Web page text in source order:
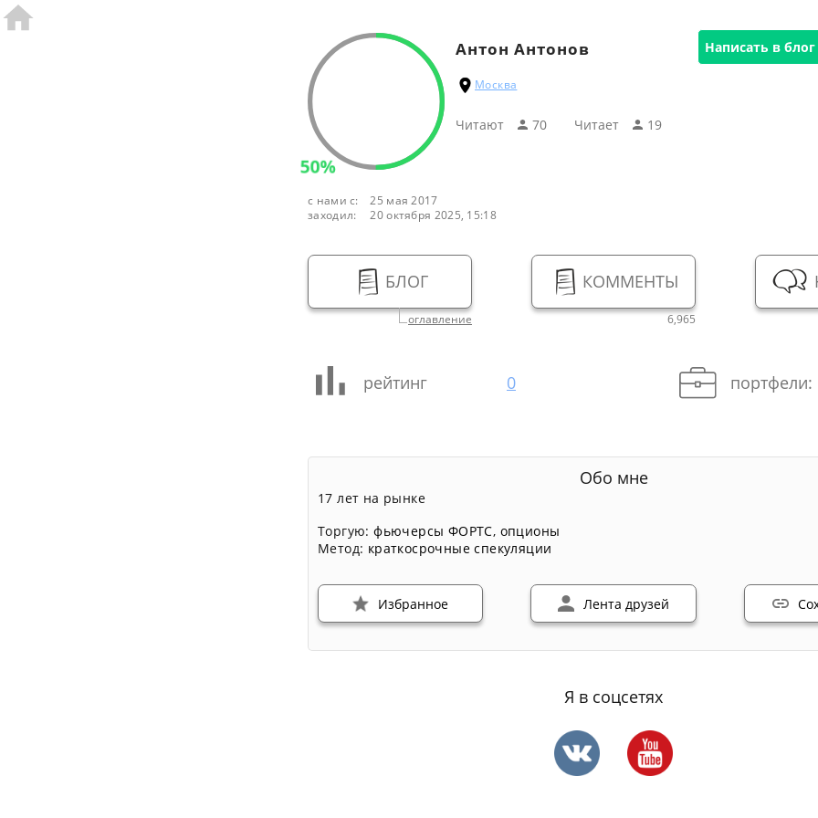
50%
Антон Антонов
Москва
Читают 70 Читаeт 19
Написать в блог
с нами с:
25 мая 2017
заходил:
20 октября 2025, 15:18
БЛОГ
оглавление
КОММЕНТЫ
6,965
рейтинг 0 портфели:
Обо мне
17 лет на рынке
Торгую:фьючерсы ФОРТС, опционы
Метод: краткосрочные спекуляции
Избранное Лента друзей
Я в соцсетях